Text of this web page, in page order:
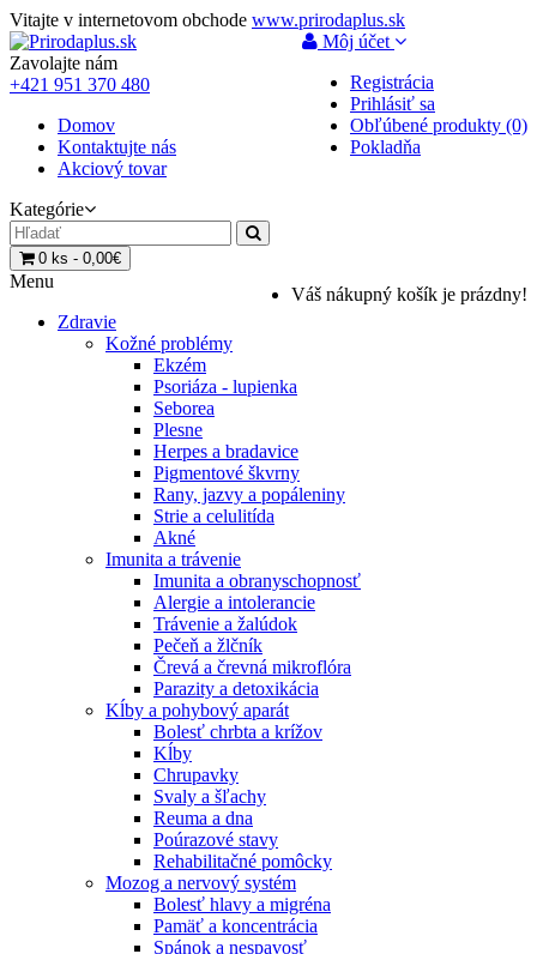
Vitajte v internetovom obchode www.prirodaplus.sk
Môj účet
Registrácia
Prihlásiť sa
Obľúbené produkty (0)
Pokladňa
Zavolajte nám
+421 951 370 480
Domov
Kontaktujte nás
Akciový tovar
Kategórie
0 ks - 0,00€
Váš nákupný košík je prázdny!
Menu
Zdravie
Kožné problémy
Ekzém
Psoriáza - lupienka
Seborea
Plesne
Herpes a bradavice
Pigmentové škvrny
Rany, jazvy a popáleniny
Strie a celulitída
Akné
Imunita a trávenie
Imunita a obranyschopnosť
Alergie a intolerancie
Trávenie a žalúdok
Pečeň a žlčník
Črevá a črevná mikroflóra
Parazity a detoxikácia
Kĺby a pohybový aparát
Bolesť chrbta a krížov
Kĺby
Chrupavky
Svaly a šľachy
Reuma a dna
Poúrazové stavy
Rehabilitačné pomôcky
Mozog a nervový systém
Bolesť hlavy a migréna
Pamäť a koncentrácia
Spánok a nespavosť